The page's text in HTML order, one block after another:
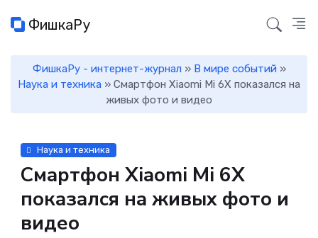
ФишкаРу
ФишкаРу - интернет-журнал » В мире событий »
Наука и техника » Смартфон Xiaomi Mi 6X показался на
живых фото и видео
Наука и техника
Смартфон Xiaomi Mi 6X
показался на живых фото и
видео